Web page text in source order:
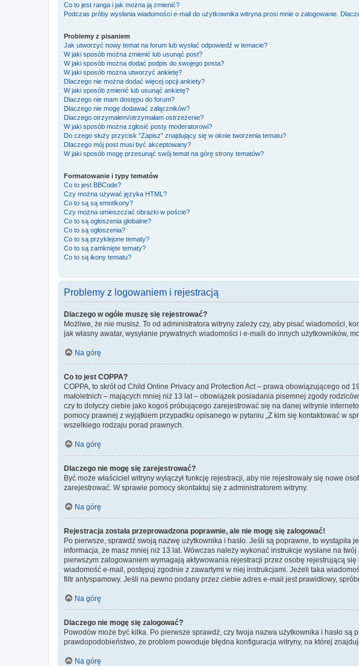
Co to jest ranga i jak można ją zmienić?
Podczas próby wysłania wiadomości e-mail do użytkownika witryna prosi mnie o zalogowanie.
Problemy z pisaniem
Jak utworzyć nowy temat na forum lub wysłać odpowiedź w temacie?
W jaki sposób można zmienić lub usunąć post?
W jaki sposób można dodać podpis do swojego posta?
W jaki sposób można utworzyć ankietę?
Dlaczego nie można dodać więcej opcji ankiety?
W jaki sposób zmienić lub usunąć ankietę?
Dlaczego nie mam dostępu do forum?
Dlaczego nie mogę dodawać załączników?
Dlaczego otrzymałem/otrzymałam ostrzeżenie?
W jaki sposób można zgłosić posty moderatorowi?
Do czego służy przycisk “Zapisz” znajdujący się w oknie tworzenia tematu?
Dlaczego mój post musi być akceptowany?
W jaki sposób mogę przesunąć swój temat na górę strony tematów?
Formatowanie i typy tematów
Co to jest BBCode?
Czy można używać języka HTML?
Co to są są emotikony?
Czy można umieszczać obrazki w poście?
Co to są ogłoszenia globalne?
Co to są ogłoszenia?
Co to są przyklejone tematy?
Co to są zamknięte tematy?
Co to są ikony tematu?
Problemy z logowaniem i rejestracją
Dlaczego w ogóle muszę się rejestrować?
Możliwe, że nie musisz. To od administratora witryny zależy czy, aby pisać wiadomości,
jak własny awatar, wysyłanie prywatnych wiadomości i e-maili do innych użytkowników,
Na górę
Co to jest COPPA?
COPPA, to skrót od Child Online Privacy and Protection Act – prawa obowiązującego od
małoletnich – mających mniej niż 13 lat – obowiązek posiadania pisemnej zgody
czy to dotyczy ciebie jako kogoś próbującego zarejestrować się na danej witrynie
pomocy prawnej z wyjątkiem przypadku opisanego w pytaniu „Z kim się kontaktować w
wszelkiego rodzaju porad prawnych.
Na górę
Dlaczego nie mogę się zarejestrować?
Być może właściciel witryny wyłączył funkcję rejestracji, aby nie rejestrowały się nowe
zarejestrować. W sprawie pomocy skontaktuj się z administratorem witryny.
Na górę
Rejestracja została przeprowadzona poprawnie, ale nie mogę się zalogować!
Po pierwsze, sprawdź swoją nazwę użytkownika i hasło. Jeśli są poprawne, to
informacja, że masz mniej niż 13 lat. Wówczas należy wykonać instrukcje wysłane na
pierwszym zalogowaniem wymagają aktywowania rejestracji przez osobę rejestrującą
wiadomość e-mail, postępuj zgodnie z zawartymi w niej instrukcjami. Jeżeli taka
filtr antyspamowy. Jeśli na pewno podany przez ciebie adres e-mail jest prawidłowy,
Na górę
Dlaczego nie mogę się zalogować?
Powodów może być kilka. Po pierwsze sprawdź, czy twoja nazwa użytkownika i hasło
prawdopodobieństwo, że problem powoduje błędna konfiguracja witryny, na której
Na górę